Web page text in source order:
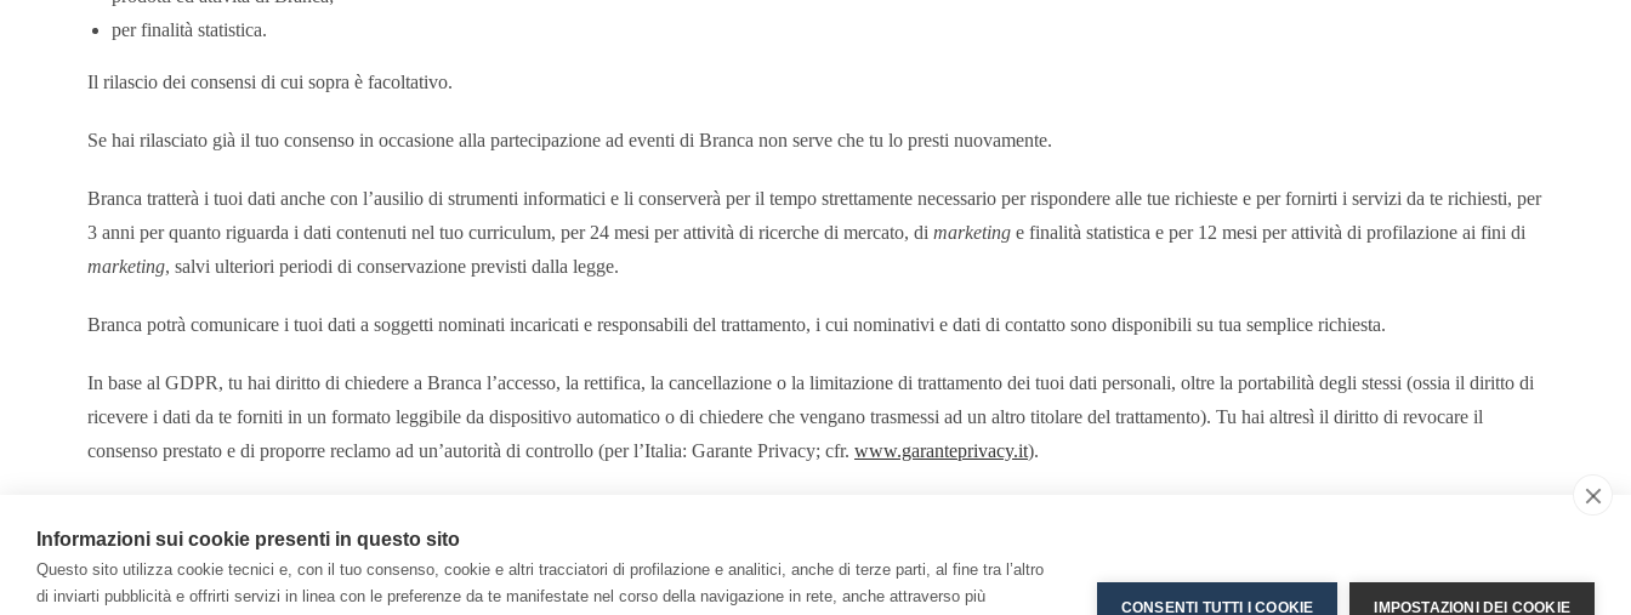
per finalità statistica.
Il rilascio dei consensi di cui sopra è facoltativo.
Se hai rilasciato già il tuo consenso in occasione alla partecipazione ad eventi di Branca non serve che tu lo presti nuovamente.
Branca tratterà i tuoi dati anche con l’ausilio di strumenti informatici e li conserverà per il tempo strettamente necessario per rispondere alle tue richieste e per fornirti i servizi da te richiesti, per
3 anni per quanto riguarda i dati contenuti nel tuo curriculum, per 24 mesi per attività di ricerche di mercato, di marketing e finalità statistica e per 12 mesi per attività di profilazione ai fini di
marketing, salvi ulteriori periodi di conservazione previsti dalla legge.
Branca potrà comunicare i tuoi dati a soggetti nominati incaricati e responsabili del trattamento, i cui nominativi e dati di contatto sono disponibili su tua semplice richiesta.
In base al GDPR, tu hai diritto di chiedere a Branca l’accesso, la rettifica, la cancellazione o la limitazione di trattamento dei tuoi dati personali, oltre la portabilità degli stessi (ossia il diritto di
ricevere i dati da te forniti in un formato leggibile da dispositivo automatico o di chiedere che vengano trasmessi ad un altro titolare del trattamento). Tu hai altresì il diritto di revocare il
consenso prestato e di proporre reclamo ad un’autorità di controllo (per l’Italia: Garante Privacy; cfr. www.garanteprivacy.it).
Al fine dell’esercizio dei diritti di cui sopra, tu potrai inoltrare le tue richieste al titolare, scrivendo una e-mail al seguente indirizzo: diritti@branca.it
Informazioni sui cookie presenti in questo sito
Questo sito utilizza cookie tecnici e, con il tuo consenso, cookie e altri tracciatori di profilazione e analitici, anche di terze parti, al fine tra l’altro
di inviarti pubblicità e offrirti servizi in linea con le preferenze da te manifestate nel corso della navigazione in rete, anche attraverso più
CONSENTI TUTTI I COOKIE IMPOSTAZIONI DEI COOKIE